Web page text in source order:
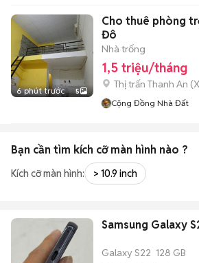
6 phút trước 5
Cho thuê phòng
Đô
Nhà trống
1,5 triệu/tháng
Thị trấn Thanh An (
Cộng Đồng Nhà Đất
Bạn cần tìm kích cỡ màn hình nào ?
Kích cỡ màn hình: > 10.9 inch
Samsung Galaxy
Galaxy S22 128 GB